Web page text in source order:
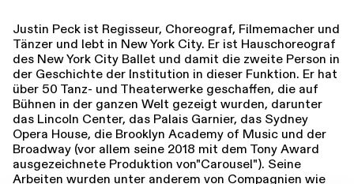
Justin Peck ist Regisseur, Choreograf, Filmemacher und
Tänzer und lebt in New York City. Er ist Hauschoreograf
des New York City Ballet und damit die zweite Person in
der Geschichte der Institution in dieser Funktion. Er hat
über 50 Tanz- und Theaterwerke geschaffen, die auf
Bühnen in der ganzen Welt gezeigt wurden, darunter
das Lincoln Center, das Palais Garnier, das Sydney
Opera House, die Brooklyn Academy of Music und der
Broadway (vor allem seine 2018 mit dem Tony Award
ausgezeichnete Produktion von"Carousel"). Seine
Arbeiten wurden unter anderem von Compagnien wie